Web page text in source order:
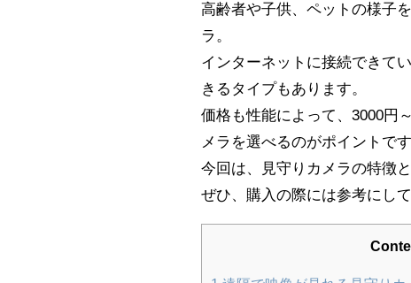
高齢者や子供、ペットの様子
ラ。
インターネットに接続できて
きるタイプもあります。
価格も性能によって、3000円
メラを選べるのがポイントです
今回は、見守りカメラの特徴
ぜひ、購入の際には参考にし